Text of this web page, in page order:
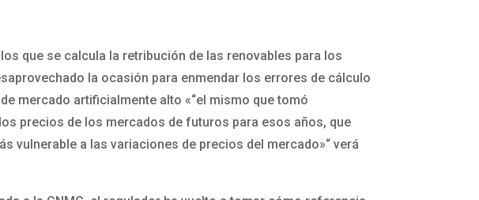
que se calcula la retribución de las renovables para los
la ocasión para enmendar los errores de cálculo
mercado artificialmente alto «“el mismo que tomó
precios de los mercados de futuros para esos años, que
vulnerable a las variaciones de precios del mercado»“ verá